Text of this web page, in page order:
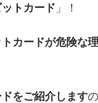
トカード 」！
カードが危険な
をご紹介します